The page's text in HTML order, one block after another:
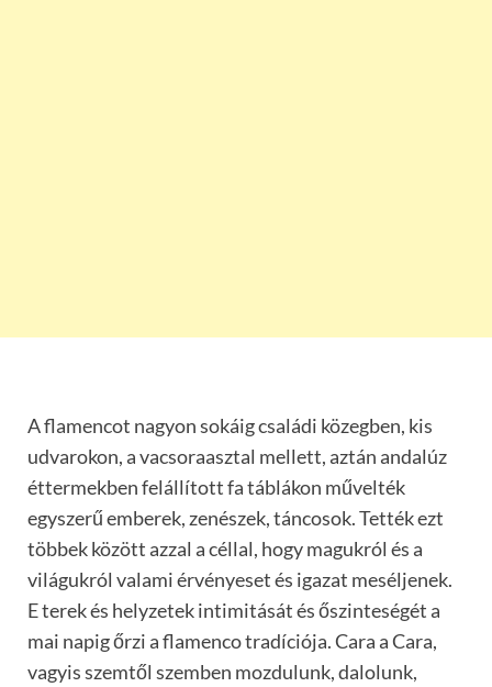
A flamencot nagyon sokáig családi közegben, kis
udvarokon, a vacsoraasztal mellett, aztán andalúz
éttermekben felállított fa táblákon művelték
egyszerű emberek, zenészek, táncosok. Tették ezt
többek között azzal a céllal, hogy magukról és a
világukról valami érvényeset és igazat meséljenek.
E terek és helyzetek intimitását és őszinteségét a
mai napig őrzi a flamenco tradíciója. Cara a Cara,
vagyis szemtől szemben mozdulunk, dalolunk,